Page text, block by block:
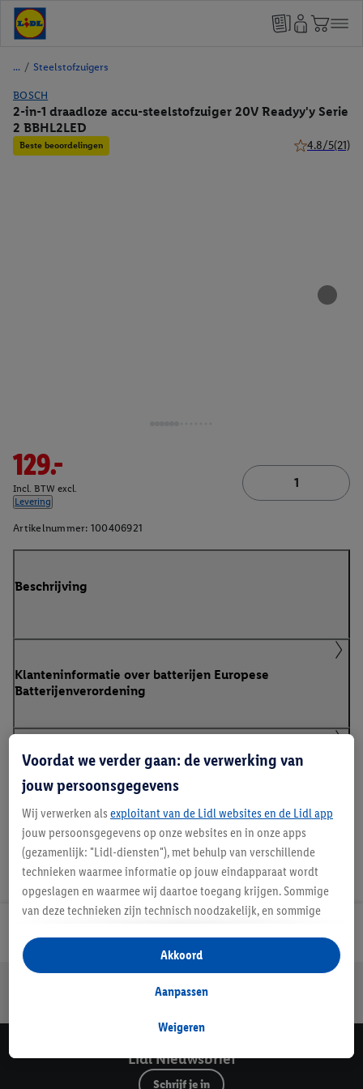
/ Steelstofzuigers
BOSCH
2-in-1 draadloze accu-steelstofzuiger 20V Readyy'y Serie
2 BBHL2LED
Beste beoordelingen 4.8/5(21)
129.-
Incl. BTW excl.
Levering
Artikelnummer: 100406921
Beschrijving
Klanteninformatie over batterijen Europese
Batterijenverordening
Handleidingen en downloads
Veilig winkelen
Lidl Nieuwsbrief
Schrijf je in
Voordat we verder gaan: de verwerking van
jouw persoonsgegevens
Wij verwerken als exploitant van de Lidl websites en de Lidl app
jouw persoonsgegevens op onze websites en in onze apps
(gezamenlijk: "Lidl-diensten"), met behulp van verschillende
technieken waarmee informatie op jouw eindapparaat wordt
opgeslagen en waarmee wij daartoe toegang krijgen. Sommige
van deze technieken zijn technisch noodzakelijk, en sommige
opslaan van voorkeursinstellingen, het verzamelen en
analyseren van statistieken of voor het tonen van
gepersonaliseerde reclame binnen en buiten de Lidl-diensten.
gegevens over jouw aankoopgedrag in de winkel ook voor de
Als je hier toestemming geeft aan ons voor het personaliseren
van reclame en als je vervolgens een Lidl Plus-account
Weigeren
Aanpassen
Akkoord